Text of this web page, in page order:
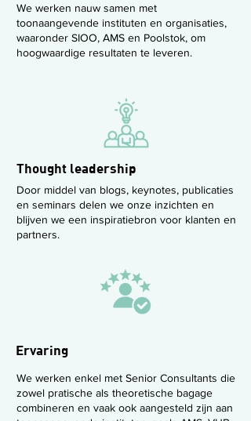
We werken nauw samen met
toonaangevende instituten en organisaties,
waaronder SIOO, AMS en Poolstok, om
hoogwaardige resultaten te leveren.
Door middel van blogs, keynotes, publicaties
en seminars delen we onze inzichten en
blijven we een inspiratiebron voor klanten en
partners.
Thought leadership
We werken enkel met Senior Consultants die
zowel pratische als theoretische bagage
combineren en vaak ook aangesteld zijn aan
Ervaring